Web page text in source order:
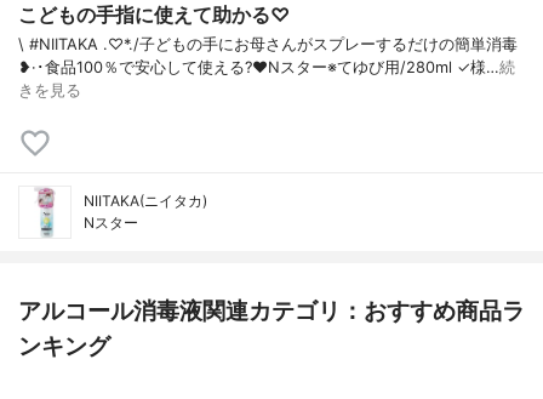
こどもの手指に使えて助かる♡
\ #NIITAKA .♡*./ 子どもの手にお母さんがスプレーするだけの簡単消毒
❥·･食品100％で安心して使える?❤️Nスター※てゆび用/280ml ✓様…続
きを見る
NIITAKA(ニイタカ)
Nスター
アルコール消毒液関連カテゴリ：おすすめ商品ラ
ンキング